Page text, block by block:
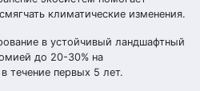
климатические изменения.
в устойчивый ландшафтный
до 20-30% на
течение первых 5 лет.